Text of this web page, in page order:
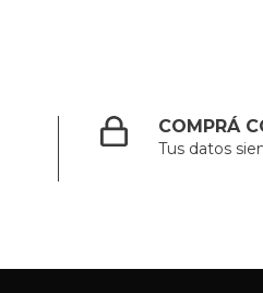
COMPRÁ
Tus datos